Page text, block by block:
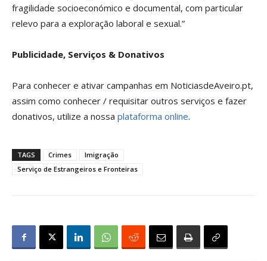
fragilidade socioeconómico e documental, com particular
relevo para a exploração laboral e sexual.”
Publicidade, Serviços & Donativos
Para conhecer e ativar campanhas em NoticiasdeAveiro.pt,
assim como conhecer / requisitar outros serviços e fazer
donativos, utilize a nossa plataforma online.
TAGS Crimes
Imigração
Serviço de Estrangeiros e Fronteiras